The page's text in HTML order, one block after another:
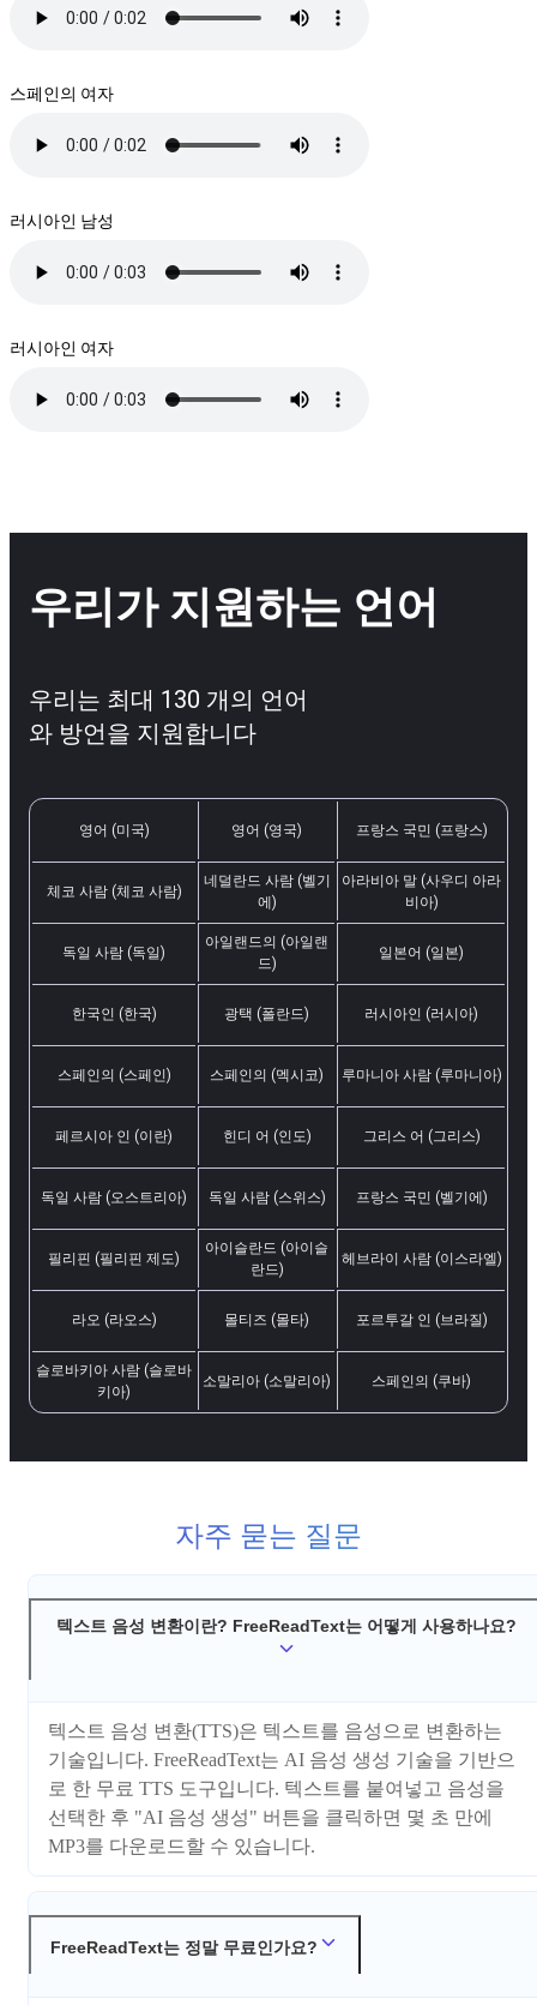
스페인의 여자
러시아인 남성
러시아인 여자
우리가 지원하는 언어
우리는 최대 130 개의 언어
와 방언을 지원합니다
영어 (미국) 영어 (영국) 프랑스 국민 (프랑스)
체코 사람 (체코 사람)
네덜란드 사람 (벨기
에)
아라비아 말 (사우디 아라
비아)
독일 사람 (독일)
아일랜드의 (아일랜
드)
일본어 (일본)
한국인 (한국) 광택 (폴란드) 러시아인 (러시아)
스페인의 (스페인) 스페인의 (멕시코) 루마니아 사람 (루마니아)
페르시아 인 (이란) 힌디 어 (인도) 그리스 어 (그리스)
독일 사람 (오스트리아) 독일 사람 (스위스) 프랑스 국민 (벨기에)
필리핀 (필리핀 제도)
아이슬란드 (아이슬
란드)
헤브라이 사람 (이스라엘)
라오 (라오스) 몰티즈 (몰타) 포르투갈 인 (브라질)
슬로바키아 사람 (슬로바
키아)
소말리아 (소말리아) 스페인의 (쿠바)
자주 묻는 질문
텍스트 음성 변환이란? FreeReadText는 어떻게 사용하나요?
텍스트 음성 변환(TTS)은 텍스트를 음성으로 변환하는
기술입니다. FreeReadText는 AI 음성 생성 기술을 기반으
로 한 무료 TTS 도구입니다. 텍스트를 붙여넣고 음성을
선택한 후 "AI 음성 생성" 버튼을 클릭하면 몇 초 만에
MP3를 다운로드할 수 있습니다.
FreeReadText는 정말 무료인가요?